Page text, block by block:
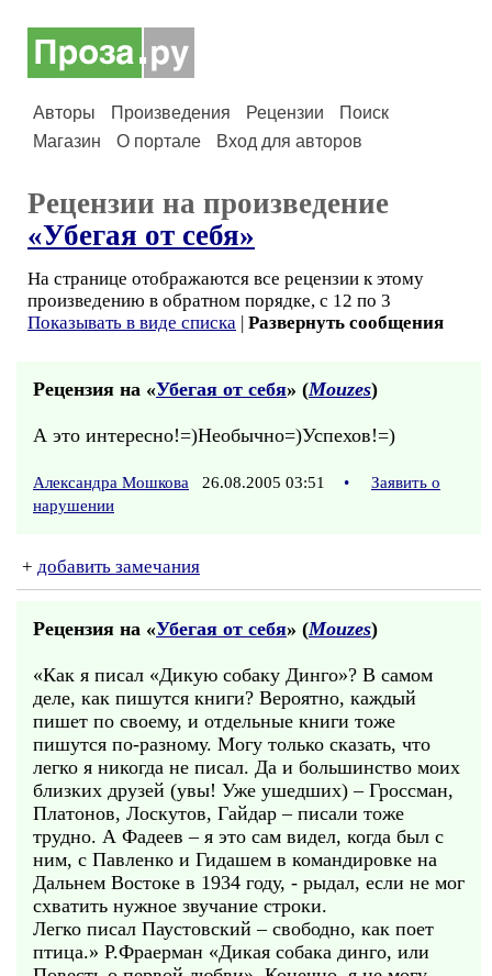
Авторы Произведения Рецензии
Поиск
Магазин
О портале Вход для авторов
Рецензии на произведение
«Убегая от себя»
На странице отображаются все рецензии к этому
произведению в обратном порядке, с 12 по 3
Показывать в виде списка | Развернуть сообщения
Рецензия на «Убегая от себя» (Mouzes)
А это интересно!=)Необычно=)Успехов!=)
Александра Мошкова 26.08.2005 03:51 •
Заявить о
нарушении
+ добавить замечания
Рецензия на «Убегая от себя» (Mouzes)
«Как я писал «Дикую собаку Динго»? В самом
деле, как пишутся книги? Вероятно, каждый
пишет по своему, и отдельные книги тоже
пишутся по-разному. Могу только сказать, что
легко я никогда не писал. Да и большинство моих
близких друзей (увы! Уже ушедших) – Гроссман,
Платонов, Лоскутов, Гайдар – писали тоже
трудно. А Фадеев – я это сам видел, когда был с
ним, с Павленко и Гидашем в командировке на
Дальнем Востоке в 1934 году, - рыдал, если не мог
схватить нужное звучание строки.
Легко писал Паустовский – свободно, как поет
птица.» Р.Фраерман «Дикая собака динго, или